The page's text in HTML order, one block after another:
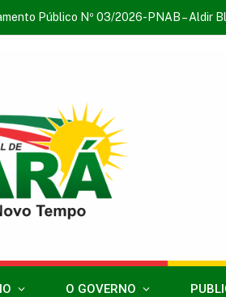
Público Nº 03/2026-PNAB – Aldir
O GOVERNO